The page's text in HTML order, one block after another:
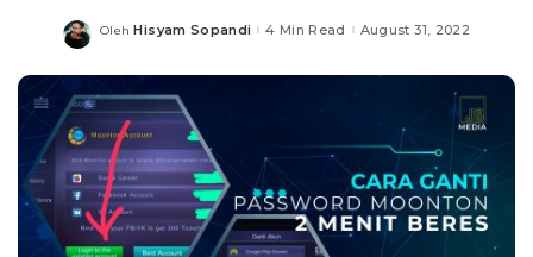
Posted
Oleh Hisyam Sopandi 4 Min Read August 31, 2022